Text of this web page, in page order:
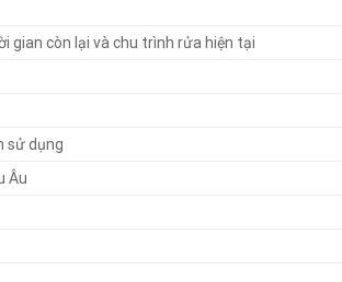
gian còn lại và chu trình rửa hiện tại
sử dụng
Âu